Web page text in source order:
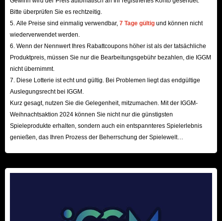
Bitte überprüfen Sie es rechtzeitig.
5. Alle Preise sind einmalig verwendbar, 7 Tage gültig und können nicht
wiederverwendet werden.
6. Wenn der Nennwert Ihres Rabattcoupons höher ist als der tatsächliche
Produktpreis, müssen Sie nur die Bearbeitungsgebühr bezahlen, die IGGM
nicht übernimmt.
7. Diese Lotterie ist echt und gültig. Bei Problemen liegt das endgültige
Auslegungsrecht bei IGGM.
Kurz gesagt, nutzen Sie die Gelegenheit, mitzumachen. Mit der IGGM-
Weihnachtsaktion 2024 können Sie nicht nur die günstigsten
Spieleprodukte erhalten, sondern auch ein entspannteres Spielerlebnis
genießen, das Ihren Prozess der Beherrschung der Spielewelt